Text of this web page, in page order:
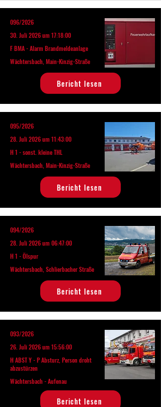
096/2026
30. Juli 2026 um 17:18:00
F BMA - Alarm Brandmeldeanlage
Wächtersbach, Main-Kinzig-Straße
Bericht lesen
095/2026
28. Juli 2026 um 11:43:00
H 1 - sonst. kleine THL
Wächtersbach, Main-Kinzig-Straße
Bericht lesen
094/2026
28. Juli 2026 um 06:47:00
H 1 - Ölspur
Wächtersbach, Schlierbacher Straße
Bericht lesen
093/2026
26. Juli 2026 um 15:56:00
H ABST Y - P Absturz, Person droht
abzustürzen
Wächtersbach - Aufenau
Bericht lesen